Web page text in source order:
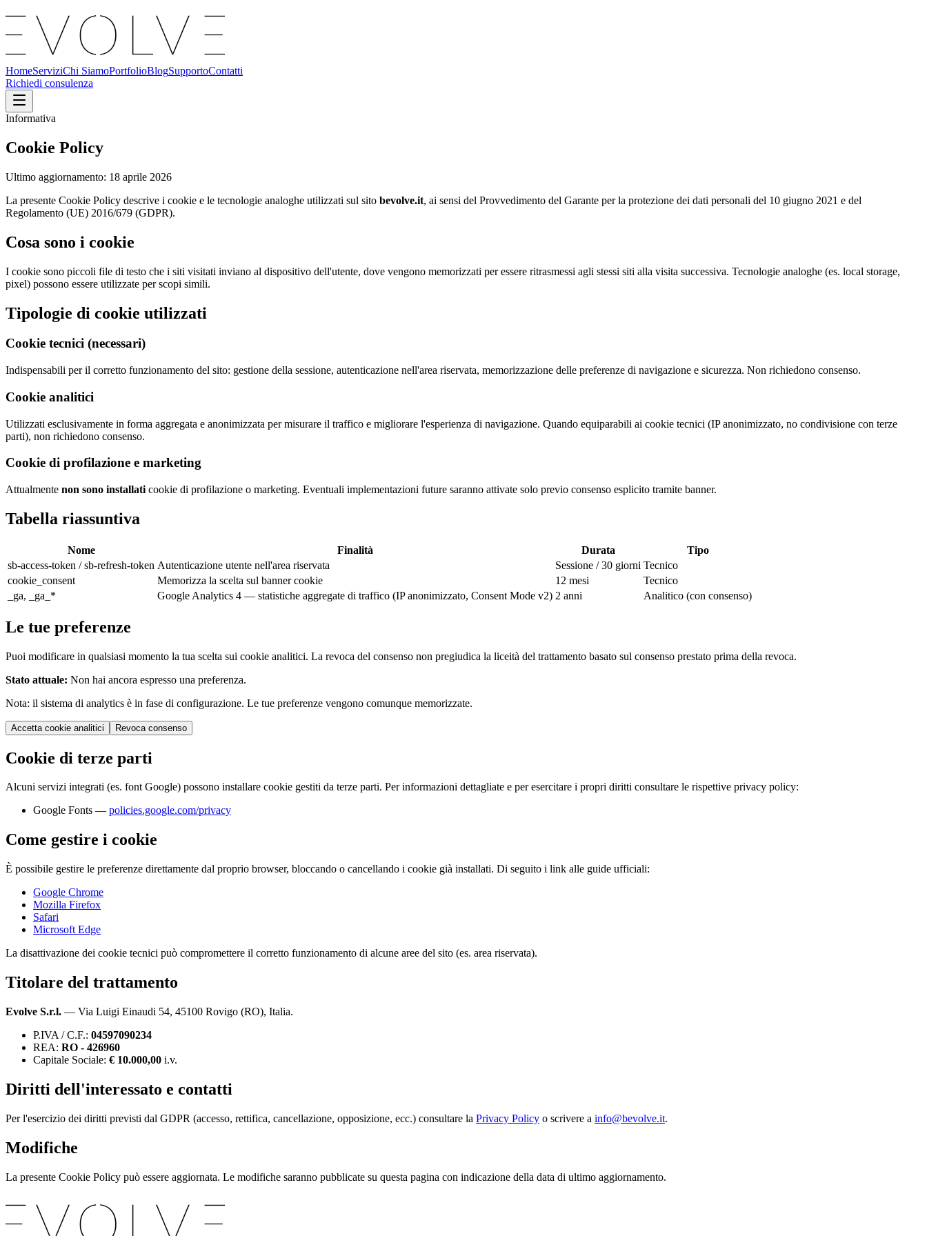
HomeServiziChi SiamoPortfolioBlogSupportoContatti
Richiedi consulenza
Informativa
Cookie Policy
Ultimo aggiornamento: 18 aprile 2026
La presente Cookie Policy descrive i cookie e le tecnologie analoghe utilizzati sul sito bevolve.it, ai sensi del Provvedimento del Garante per la protezione dei dati personali del 10 giugno 2021 e del
Regolamento (UE) 2016/679 (GDPR).
Cosa sono i cookie
I cookie sono piccoli file di testo che i siti visitati inviano al dispositivo dell'utente, dove vengono memorizzati per essere ritrasmessi agli stessi siti alla visita successiva. Tecnologie analoghe (es. local storage,
pixel) possono essere utilizzate per scopi simili.
Tipologie di cookie utilizzati
Cookie tecnici (necessari)
Indispensabili per il corretto funzionamento del sito: gestione della sessione, autenticazione nell'area riservata, memorizzazione delle preferenze di navigazione e sicurezza. Non richiedono consenso.
Cookie analitici
Utilizzati esclusivamente in forma aggregata e anonimizzata per misurare il traffico e migliorare l'esperienza di navigazione. Quando equiparabili ai cookie tecnici (IP anonimizzato, no condivisione con terze
parti), non richiedono consenso.
Cookie di profilazione e marketing
Attualmente non sono installati cookie di profilazione o marketing. Eventuali implementazioni future saranno attivate solo previo consenso esplicito tramite banner.
Tabella riassuntiva
Nome Finalità Durata
Tipo
sb-access-token / sb-refresh-token Autenticazione utente nell'area riservata Sessione / 30 giorni Tecnico
cookie_consent
Memorizza la scelta sul banner cookie 12 mesi
Tecnico
_ga, _ga_*
Google Analytics 4 — statistiche aggregate di traffico (IP anonimizzato, Consent Mode v2) 2 anni Analitico (con consenso)
Le tue preferenze
Puoi modificare in qualsiasi momento la tua scelta sui cookie analitici. La revoca del consenso non pregiudica la liceità del trattamento basato sul consenso prestato prima della revoca.
Stato attuale: Non hai ancora espresso una preferenza.
Nota: il sistema di analytics è in fase di configurazione. Le tue preferenze vengono comunque memorizzate.
Accetta cookie analitici Revoca consenso
Cookie di terze parti
Alcuni servizi integrati (es. font Google) possono installare cookie gestiti da terze parti. Per informazioni dettagliate e per esercitare i propri diritti consultare le rispettive privacy policy:
Google Fonts — policies.google.com/privacy
Come gestire i cookie
È possibile gestire le preferenze direttamente dal proprio browser, bloccando o cancellando i cookie già installati. Di seguito i link alle guide ufficiali:
Google Chrome
Mozilla Firefox
Safari
Microsoft Edge
La disattivazione dei cookie tecnici può compromettere il corretto funzionamento di alcune aree del sito (es. area riservata).
Titolare del trattamento
Evolve S.r.l. — Via Luigi Einaudi 54, 45100 Rovigo (RO), Italia.
P.IVA / C.F.: 04597090234
REA: RO - 426960
Capitale Sociale: € 10.000,00 i.v.
Diritti dell'interessato e contatti
Per l'esercizio dei diritti previsti dal GDPR (accesso, rettifica, cancellazione, opposizione, ecc.) consultare la Privacy Policy o scrivere a info@bevolve.it.
Modifiche
La presente Cookie Policy può essere aggiornata. Le modifiche saranno pubblicate su questa pagina con indicazione della data di ultimo aggiornamento.